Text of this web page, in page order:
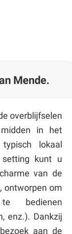
Mende.
overblijfselen
in het
lokaal
kunt u
van de
ontworpen om
bedienen
enz.). Dankzij
aan de